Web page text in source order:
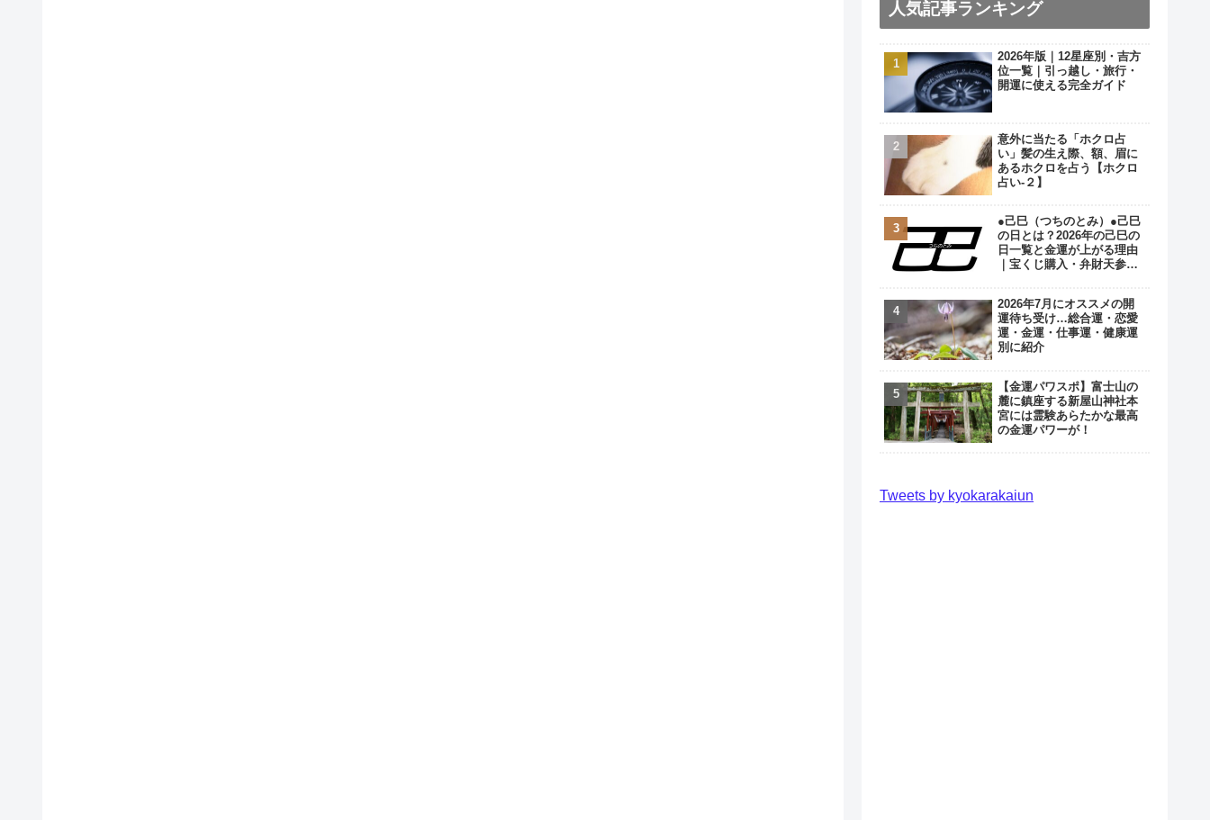
人気記事ランキング
2026年版｜12星座別・吉方
位一覧｜引っ越し・旅行・
開運に使える完全ガイド
意外に当たる「ホクロ占
い」髪の生え際、額、眉に
あるホクロを占う【ホクロ
占い‐２】
●己巳（つちのとみ）●己巳
の日とは？2026年の己巳の
日一覧と金運が上がる理由
｜宝くじ購入・弁財天参拝
2026年7月にオススメの開
運待ち受け…総合運・恋愛
運・金運・仕事運・健康運
別に紹介
【金運パワスポ】富士山の
麓に鎮座する新屋山神社本
宮には霊験あらたかな最高
の金運パワーが！
Tweets by kyokarakaiun